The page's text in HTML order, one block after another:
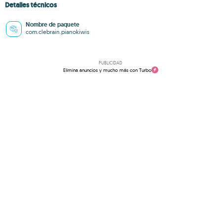
Detalles técnicos
Nombre de paquete
com.clebrain.pianokiwis
PUBLICIDAD
Elimina anuncios y mucho más con Turbo